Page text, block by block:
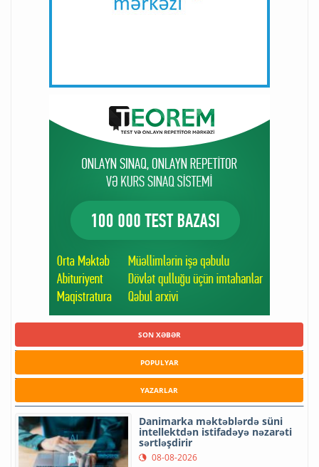
SON XƏBƏR
POPULYAR
YAZARLAR
Danimarka məktəblərdə süni
intellektdən istifadəyə nəzarəti
sərtləşdirir
08-08-2026